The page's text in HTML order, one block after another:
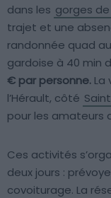
dans les gorges de
trajet et une
randonnée quad
gardoise à 40 min
€ par personne. La
l’Hérault, côté
pour les amateurs
Ces activités
deux jours :
covoiturage. La